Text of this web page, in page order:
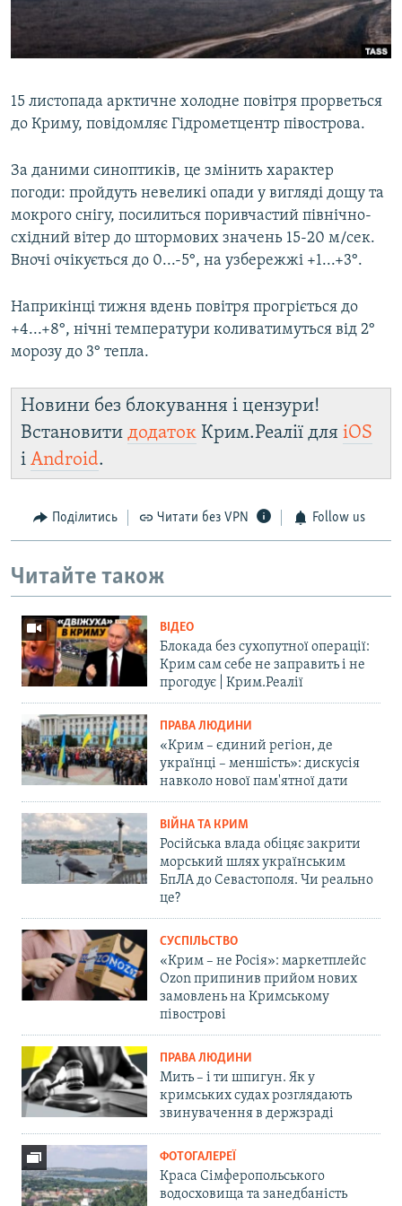
ВІДЕОУРОКИ «ELIFBE»
СВІДЧЕННЯ ОКУПАЦІЇ
Русский
Qırımtatar
Усі сайти RFE/RL
15 листопада арктичне холодне повітря прорветься
до Криму, повідомляє Гідрометцентр півострова.
За даними синоптиків, це змінить характер
погоди: пройдуть невеликі опади у вигляді дощу та
мокрого снігу, посилиться поривчастий північно-
східний вітер до штормових значень 15-20 м/сек.
Вночі очікується до 0...-5°, на узбережжі +1...+3°.
Наприкінці тижня вдень повітря прогріється до
+4...+8°, нічні температури коливатимуться від 2°
морозу до 3° тепла.
Новини без блокування і цензури!
Встановити додаток Крим.Реалії для iOS
і Android.
Поділитись Читати без VPN Follow us
Читайте також
ВІДЕО
Блокада без сухопутної операції:
Крим сам себе не заправить і не
прогодує | Крим.Реалії
ПРАВА ЛЮДИНИ
«Крим – єдиний регіон, де
українці – меншість»: дискусія
навколо нової пам'ятної дати
ВІЙНА ТА КРИМ
Російська влада обіцяє закрити
морський шлях українським
БпЛА до Севастополя. Чи реально
це?
СУСПІЛЬСТВО
«Крим – не Росія»: маркетплейс
Ozon припинив прийом нових
замовлень на Кримському
півострові
ПРАВА ЛЮДИНИ
Мить – і ти шпигун. Як у
кримських судах розглядають
звинувачення в держзраді
ФОТОГАЛЕРЕЇ
Краса Сімферопольського
водосховища та занедбаність